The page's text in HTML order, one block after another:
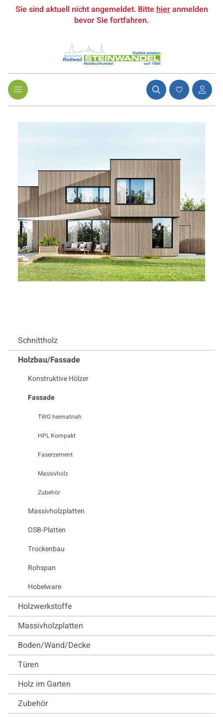
Sie sind aktuell nicht angemeldet. Bittehieranmelden
bevor Sie fortfahren.
Schnittholz
Holzbau/Fassade
Konstruktive Hölzer
Fassade
TWG heimatnah
HPL Kompakt
Faserzement
Massivholz
Zubehör
Massivholzplatten
OSB-Platten
Trockenbau
Rohspan
Hobelware
Holzwerkstoffe
Massivholzplatten
Boden/Wand/Decke
Türen
Holz im Garten
Zubehör